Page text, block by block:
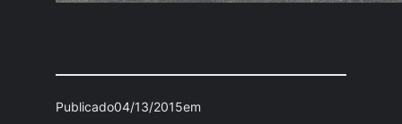
Publicado04/13/2015em